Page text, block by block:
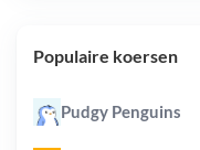
Populaire koersen
Pudgy Penguins